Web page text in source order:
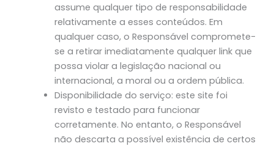
assume qualquer tipo de responsabilidade
relativamente a esses conteúdos. Em
qualquer caso, o Responsável compromete-
se a retirar imediatamente qualquer link que
possa violar a legislação nacional ou
internacional, a moral ou a ordem pública.
Disponibilidade do serviço: este site foi
revisto e testado para funcionar
corretamente. No entanto, o Responsável
não descarta a possível existência de certos